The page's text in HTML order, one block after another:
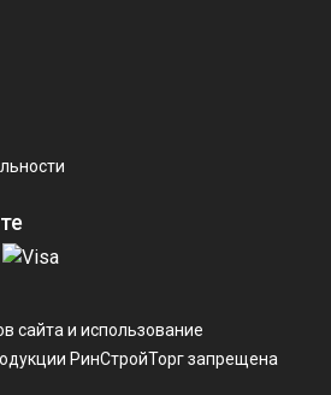
сайта и использование
РинСтройТорг запрещена